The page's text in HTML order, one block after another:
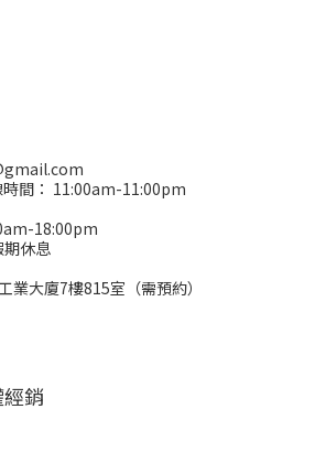
間： 11:00am-11:00pm
18:00pm
休息
業大廈7樓815室（需預約）
銷